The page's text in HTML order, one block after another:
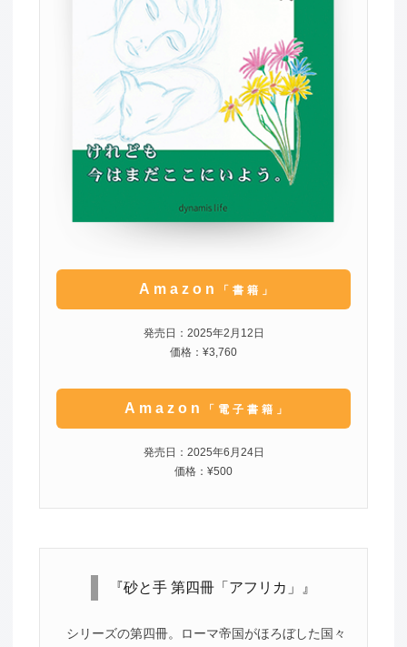
Amazon 「書籍」
発売日：2025年2月12日
価格：¥3,760
Amazon 「電子書籍」
発売日：2025年6月24日
価格：¥500
『砂と手 第四冊「アフリカ」』
シリーズの第四冊。ローマ帝国がほろぼした国々